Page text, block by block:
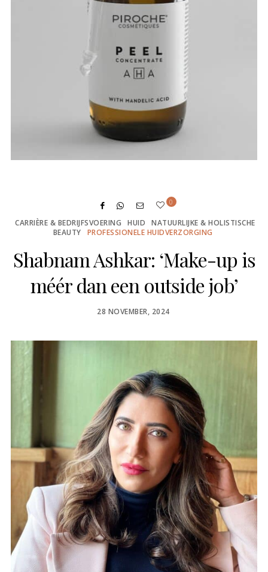
0
CARRIÈRE & BEDRIJFSVOERING HUID
NATUURLIJKE & HOLISTISCHE
BEAUTY
PROFESSIONELE HUIDVERZORGING
Shabnam Ashkar: ‘Make-up is
méér dan een outside job’
POSTED
28 NOVEMBER, 2024